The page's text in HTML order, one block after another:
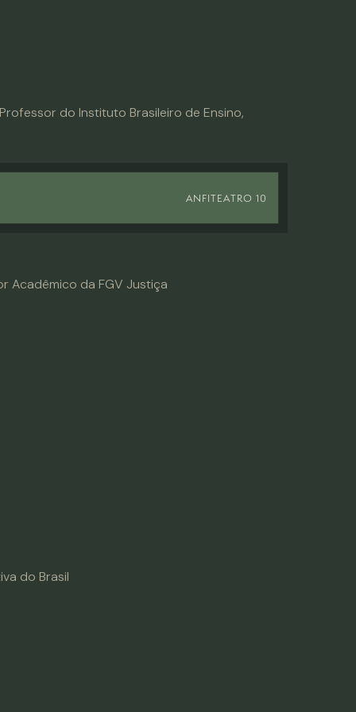
do Instituto Brasileiro de Ensino,
ANFITEATRO 10
Acadêmico da FGV Justiça
do Brasil